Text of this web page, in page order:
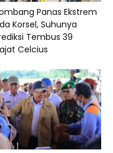
Panas Ekstrem
Korsel, Suhunya
Tembus 39
Celcius